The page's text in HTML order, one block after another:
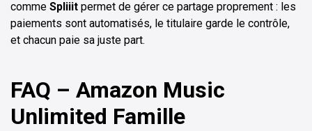
comme Spliiit permet de gérer ce partage proprement : les
paiements sont automatisés, le titulaire garde le contrôle,
et chacun paie sa juste part.
FAQ – Amazon Music
Unlimited Famille